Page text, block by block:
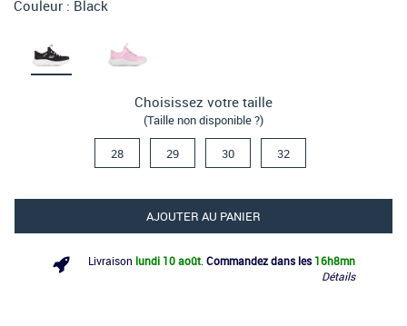
Couleur : Black
Choisissez votre taille
(Taille non disponible ?)
28 29 30 32
AJOUTER AU PANIER
Livraison lundi 10 août. Commandez dans les 16h8mn
Détails